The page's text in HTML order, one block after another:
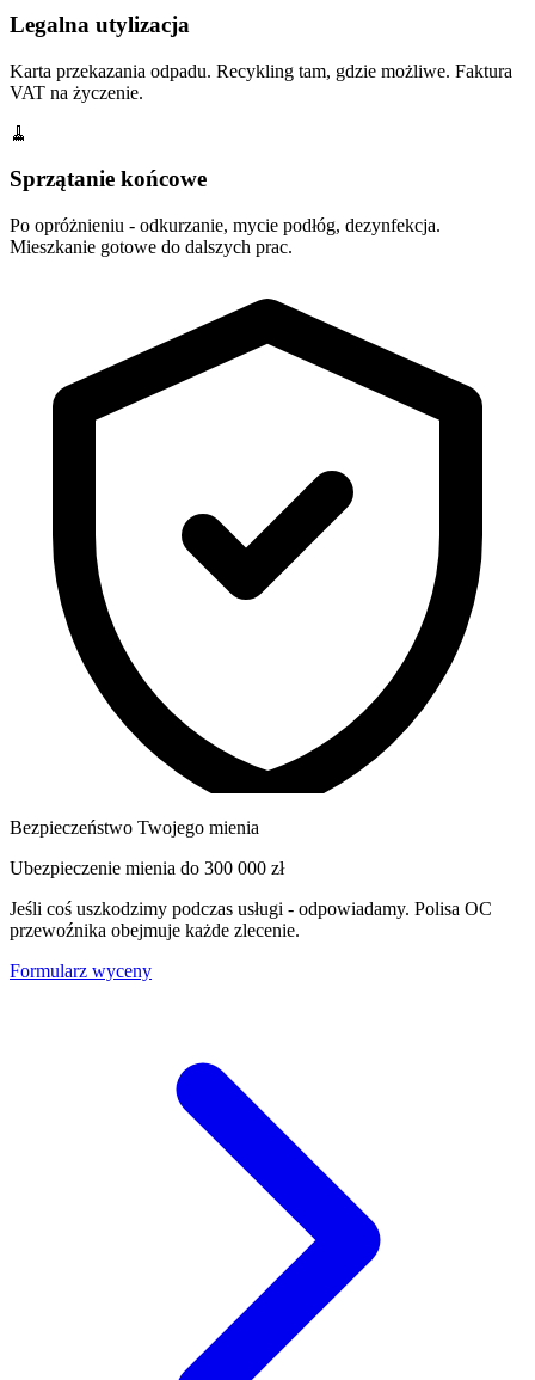
Legalna utylizacja
Karta przekazania odpadu. Recykling tam, gdzie możliwe. Faktura
VAT na życzenie.
🧹
Sprzątanie końcowe
Po opróżnieniu - odkurzanie, mycie podłóg, dezynfekcja.
Mieszkanie gotowe do dalszych prac.
Bezpieczeństwo Twojego mienia
Ubezpieczenie mienia do 300 000 zł
Jeśli coś uszkodzimy podczas usługi - odpowiadamy. Polisa OC
przewoźnika obejmuje każde zlecenie.
Formularz wyceny